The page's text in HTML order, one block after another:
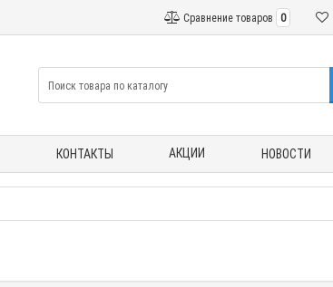
Сравнение товаров 0
КОНТАКТЫ АКЦИИ НОВОСТИ